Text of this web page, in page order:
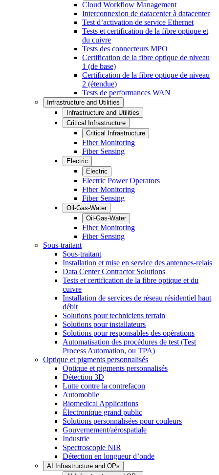
Cloud Workflow Management
Interconnexion de datacenter à datacenter
Test d’activation de service Ethernet
Tests et certification de la fibre optique et
du cuivre
Tests des connecteurs MPO
Certification de la fibre optique de niveau
1 (de base)
Certification de la fibre optique de niveau
2 (étendue)
Tests de performances WAN
Infrastructure and Utilities
Infrastructure and Utilities
Critical Infrastructure
Critical Infrastructure
Fiber Monitoring
Fiber Sensing
Electric
Electric
Electric Power Operators
Fiber Monitoring
Fiber Sensing
Oil-Gas-Water
Oil-Gas-Water
Fiber Monitoring
Fiber Sensing
Sous-traitant
Sous-traitant
Installation et mise en service des antennes-relais
Data Center Contractor Solutions
Tests et certification de la fibre optique et du
cuivre
Installation de services de réseau résidentiel haut
débit
Solutions pour techniciens terrain
Solutions pour installateurs
Solutions pour responsables des opérations
Automatisation des procédures de test (Test
Process Automation, ou TPA)
Optique et pigments personnalisés
Optique et pigments personnalisés
Détection 3D
Lutte contre la contrefaçon
Automobile
Biomedical Applications
Électronique grand public
Solutions personnalisées pour couleurs
Gouvernement/aérospatiale
Industrie
Spectroscopie NIR
Détection en longueur d’onde
AI Infrastructure and OPs